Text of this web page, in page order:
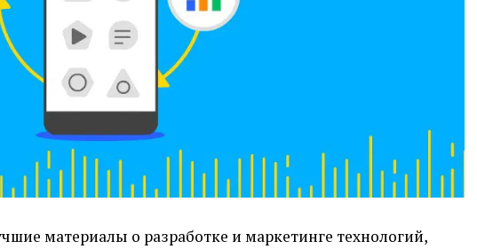
материалы о разработке и маркетинге технологий,